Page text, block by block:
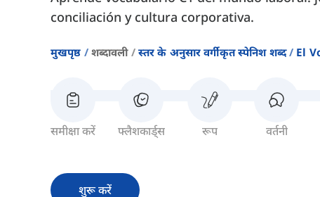
conciliación y cultura corporativa.
मुखपृष्ठ शब्दावली स्तर के अनुसार वर्गीकृत स्पेनिश शब्द El
समीक्षा करें फ्लैशकार्ड्स रूप वर्तनी
शुरू करें